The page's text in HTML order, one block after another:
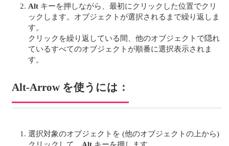
Alt キーを押しながら、最初にクリックした位置でクリ
ックします。オブジェクトが選択されるまで繰り返しま
す。
クリックを繰り返している間、他のオブジェクトで隠れ
ているすべてのオブジェクトが順番に選択表示されま
す。
Alt-Arrow を使うには：
選択対象のオブジェクトを (他のオブジェクトの上から)